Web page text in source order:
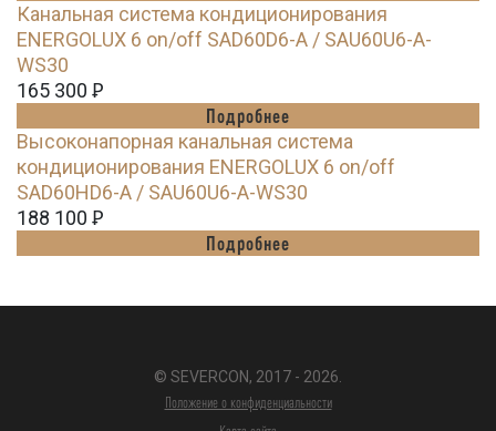
Канальная система кондиционирования
ENERGOLUX 6 on/off SAD60D6-A / SAU60U6-A-
WS30
165 300 Ꝑ
Подробнее
Высоконапорная канальная система
кондиционирования ENERGOLUX 6 on/off
SAD60HD6-A / SAU60U6-A-WS30
188 100 Ꝑ
Подробнее
© SEVERCON, 2017 - 2026.
Положение о конфиденциальности